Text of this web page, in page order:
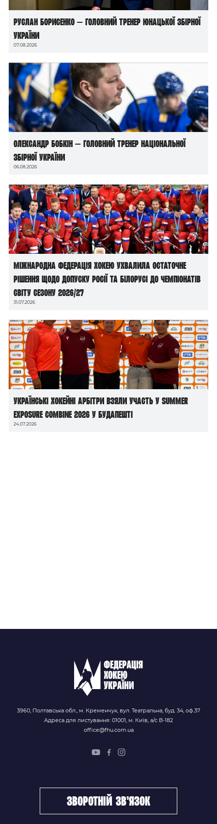
Руслан Борисенко — головний тренер юнацької збірної
України
07.08.2026
Олександр Бобкін — головний тренер національної
збірної України
06.08.2026
Міжнародна федерація хокею ухвалила остаточне
рішення щодо допуску росії та білорусі до чемпіонатів
світу сезону 2026/27
31.07.2026
Українські хокейні арбітри взяли участь у Summer
Exposure Combine 2026 у Будапешті
24.07.2026
3960, Полтавська обл., м. Кременчук, вул. Театральна, буд. 34, оф.37
Адреса для листування: 01001, м. Київ, а/с В-182
office@fhu.com.ua
зворотній зв’язок